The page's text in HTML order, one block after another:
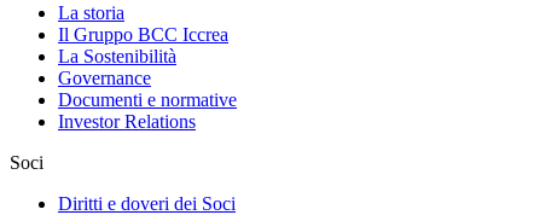
La storia
Il Gruppo BCC Iccrea
La Sostenibilità
Governance
Documenti e normative
Investor Relations
Soci
Diritti e doveri dei Soci